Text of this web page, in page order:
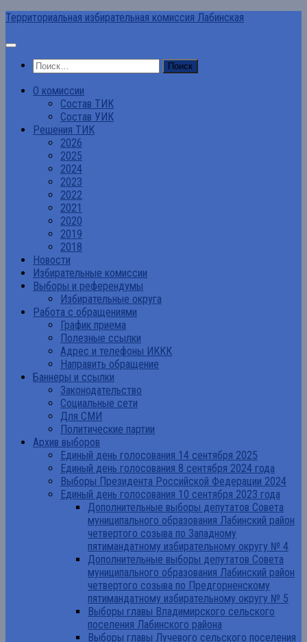
Перейти
содержимому
Территориальная избирательная комиссия Лабинская
Найти:
О комиссии
Состав ТИК
Состав УИК
Решения ТИК
2026
2025
2024
2023
2022
2021
2020
2019
2018
Новости
Избирательные комиссии
Выборы и референдумы
Избирательные округа
Работа с обращениями
График приема
Полезные ссылки
Адрес и телефоны ИККК
Направить обращение
Баннеры и ссылки
Законодательство
Социальные сети
Для СМИ
Политические партии
Архив выборов
Единый день голосования 14 сентября 2025
Единый день голосования 8 сентября 2024 года
Выборы Президента Российской Федерации 2024
Единый день голосования 10 сентября 2023 года
Дополнительные выборы депутатов Совета
муниципального образования Лабинский район
четвертого созыва по Западному
пятимандатному избирательному округу № 4
Дополнительные выборы депутатов Совета
муниципального образования Лабинский район
четвертого созыва по Предгорненскому
пятимандатному избирательному округу № 5
Выборы главы Владимирского сельского
поселения Лабинского района
Выборы главы Лучевого сельского поселения